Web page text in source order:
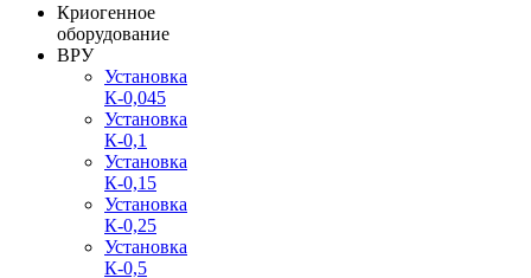
Криогенное
оборудование
ВРУ
Установка
К-0,045
Установка
К-0,1
Установка
К-0,15
Установка
К-0,25
Установка
К-0,5